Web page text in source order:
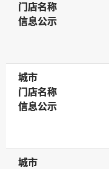
门店名称
门店名称
信息公示
信息公示
城市
城市
门店名称
门店名称
信息公示
信息公示
城市
城市